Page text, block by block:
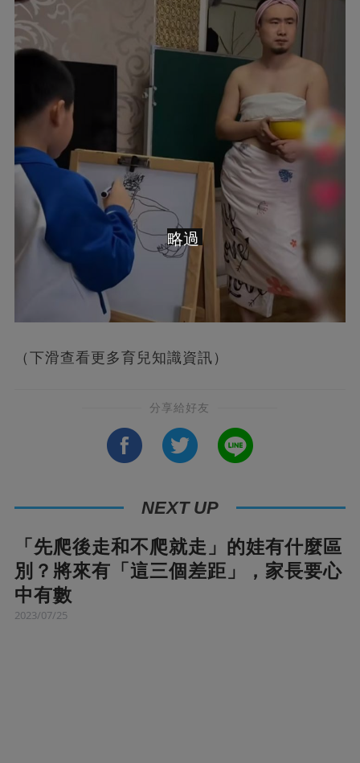
（下滑查看更多育兒知識資訊）
分享給好友
NEXT UP
「先爬後走和不爬就走」的娃有什麼區
別？將來有「這三個差距」，家長要心
中有數
2023/07/25
略過